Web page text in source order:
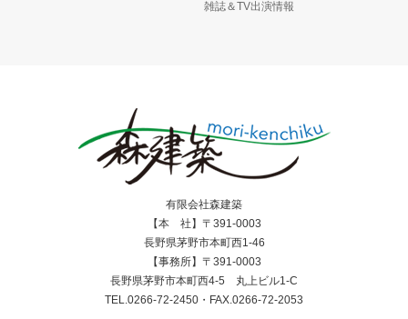
雑誌＆TV出演情報
有限会社森建築
【本 社】〒391-0003
長野県茅野市本町西1-46
【事務所】〒391-0003
長野県茅野市本町西4-5 丸上ビル1-C
TEL.0266-72-2450・FAX.0266-72-2053